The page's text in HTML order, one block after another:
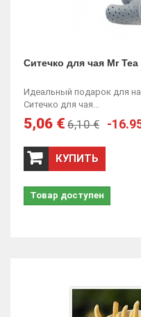
Ситечко для чая Mr Tea
Идеальный подарок для
Ситечко для чая...
5,06 € 6,10 € -
КУПИТЬ
Товар доступен